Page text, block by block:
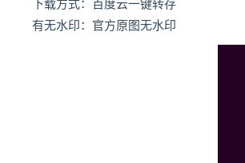
下载方式：百度云一键转存
有无水印：官方原图无水印